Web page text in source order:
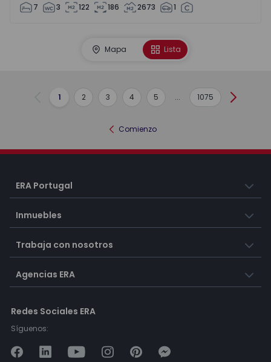
7 3 122 186 2673 1
Mapa Lista
Anterior
1 2 3 4 5 ... 1075
Comienzo
ERA Portugal
Inmuebles
Trabaja con nosotros
Agencias ERA
Redes Sociales ERA
Síguenos: